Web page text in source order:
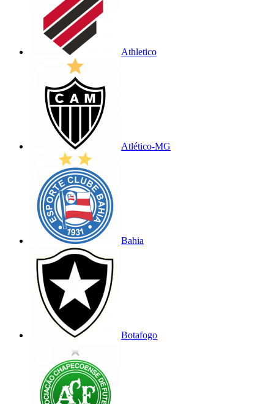
Athletico
Atlético-MG
Bahia
Botafogo